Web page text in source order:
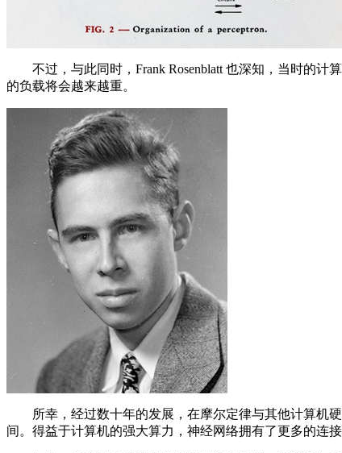
不过，与此同时，Frank Rosenblatt 也深知，当时的计
的负载将会越来越重。
所幸，经过数十年的发展，在摩尔定律与其他计算机硬
间。得益于计算机的强大算力，神经网络拥有了更多的连